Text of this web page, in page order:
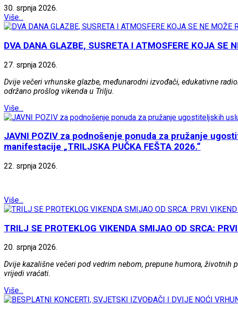
30. srpnja 2026.
Više...
DVA DANA GLAZBE, SUSRETA I ATMOSFERE KOJA SE
27. srpnja 2026.
Dvije večeri vrhunske glazbe, međunarodni izvođači, edukativne
održano prošlog vikenda u Trilju.
Više...
JAVNI POZIV za podnošenje ponuda za pružanje
manifestacije „TRILJSKA PUČKA FEŠTA 2026.“
22. srpnja 2026.
Više...
TRILJ SE PROTEKLOG VIKENDA SMIJAO OD SRCA:
20. srpnja 2026.
Dvije kazališne večeri pod vedrim nebom, prepune humora,
vrijedi vraćati.
Više...